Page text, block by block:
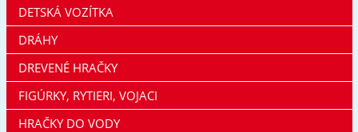
DETSKÁ VOZÍTKA
DRÁHY
DREVENÉ HRAČKY
FIGÚRKY, RYTIERI, VOJACI
HRAČKY DO VODY